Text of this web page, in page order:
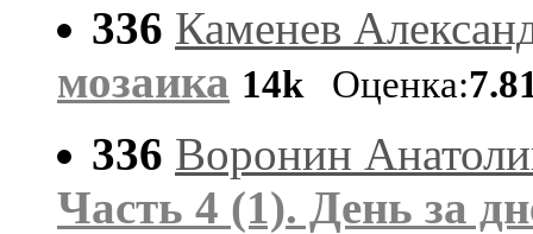
336 Каменев
мозаика 14k Оценка:
336 Воронин
Часть 4 (1). День за